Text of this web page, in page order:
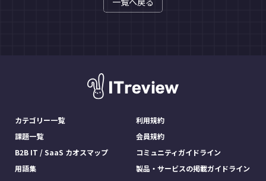
カテゴリー一覧
課題一覧
B2B IT / SaaS カオスマップ
用語集
利用規約
会員規約
コミュニティガイドライン
製品・サービスの掲載ガイドライン